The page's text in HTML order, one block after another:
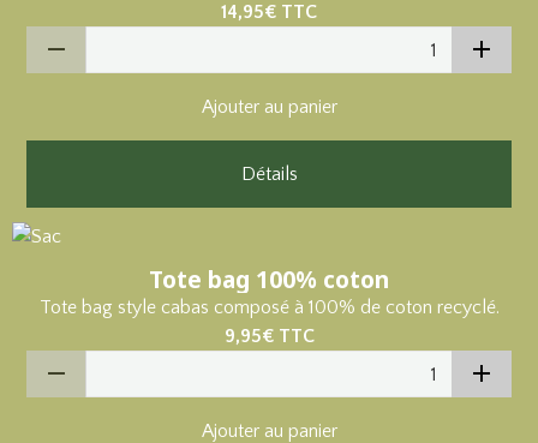
14,95€ TTC
Ajouter au panier
Détails
Tote bag 100% coton
Tote bag style cabas composé à 100% de coton recyclé.
9,95€ TTC
Ajouter au panier